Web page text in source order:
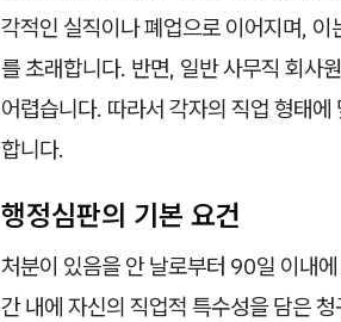
각적인 실직이나 폐업으로 이어지며,
를 초래합니다. 반면, 일반 사무직 회사
어렵습니다. 따라서 각자의 직업 형태에
합니다.
행정심판의 기본 요건
처분이 있음을 안 날로부터 90일 이내
간 내에 자신의 직업적 특수성을 담은